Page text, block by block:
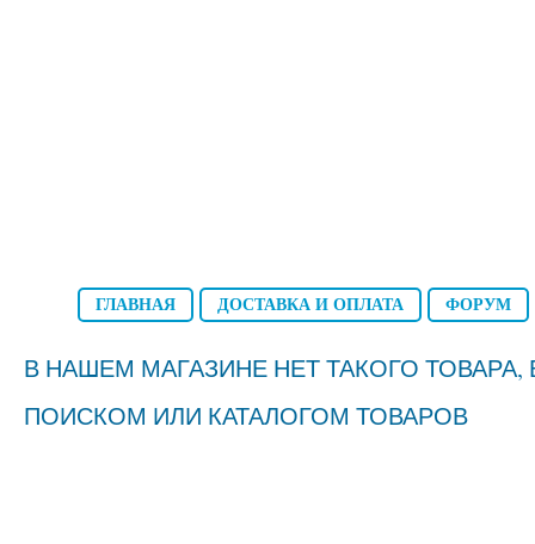
ГЛАВНАЯ ДОСТАВКА И ОПЛАТА ФОРУМ
В НАШЕМ МАГАЗИНЕ НЕТ ТАКОГО
ПОИСКОМ ИЛИ КАТАЛОГОМ ТОВАРОВ